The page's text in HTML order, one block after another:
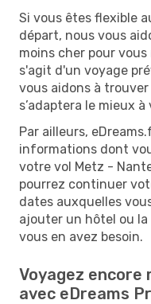
Si vous êtes flexible
départ, nous vous
moins cher pour vous
s'agit d'un voyage
vous aidons à
s’adaptera le mieux
Par ailleurs,
informations dont
votre vol Metz -
pourrez continuer
dates auxquelles
ajouter un hôtel ou
vous en avez besoin.
Voyagez encore
avec eDreams